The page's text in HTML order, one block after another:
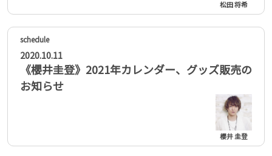
松田 将希
2020.10.11
《櫻井圭登》2021年カレンダー、グッズ販売の
お知らせ
櫻井 圭登